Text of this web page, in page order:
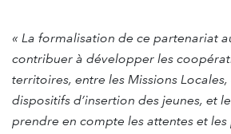
« La formalisation de ce partenariat
contribuer à développer les
territoires, entre les Missions
dispositifs d’insertion des jeunes, et
prendre en compte les attentes et